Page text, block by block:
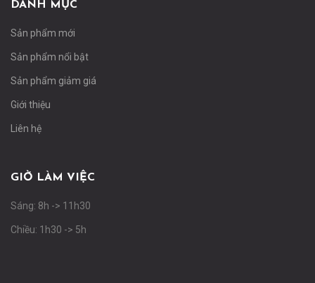
DANH MỤC
Sản phẩm mới
Sản phẩm nổi bật
Sản phẩm giảm giá
Giới thiệu
Liên hệ
GIỜ LÀM VIỆC
Sáng: 8h -> 11h30
Chiều: 1h30 -> 5h